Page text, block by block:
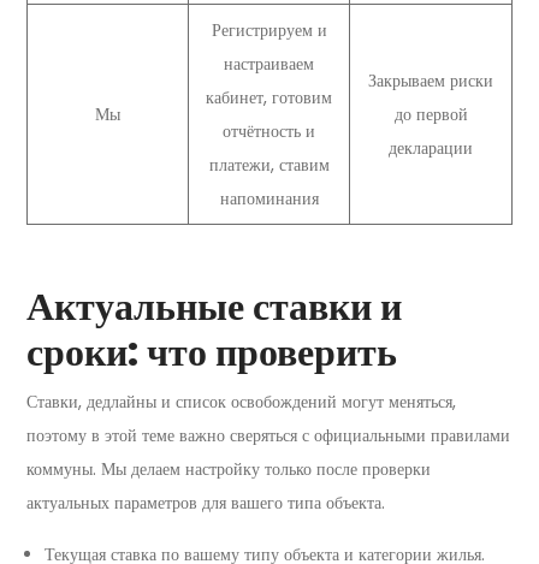
Мы
Регистрируем и
настраиваем
кабинет, готовим
отчётность и
платежи, ставим
напоминания
Закрываем риски
до первой
декларации
Актуальные ставки и
сроки: что проверить
Ставки, дедлайны и список освобождений могут меняться,
поэтому в этой теме важно сверяться с официальными правилами
коммуны. Мы делаем настройку только после проверки
актуальных параметров для вашего типа объекта.
Текущая ставка по вашему типу объекта и категории жилья.